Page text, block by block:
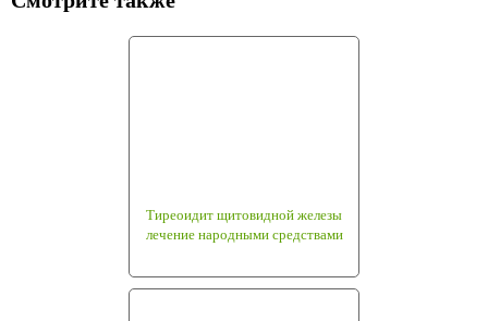
Тиреоидит щитовидной железы
лечение народными средствами